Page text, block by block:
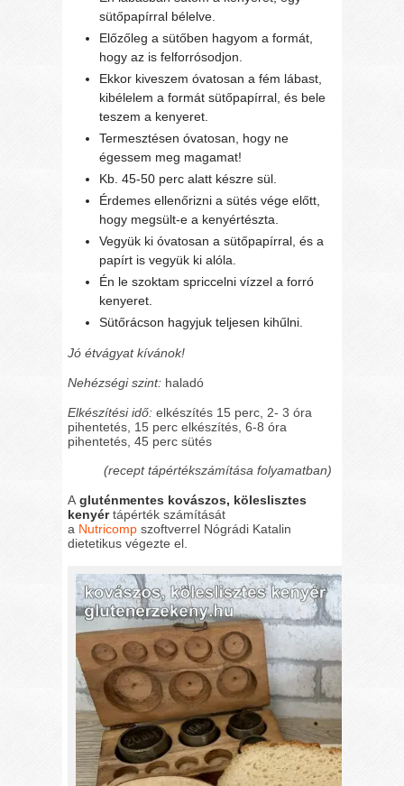
sütőpapírral bélelve.
Előzőleg a sütőben hagyom a formát,
hogy az is felforrósodjon.
Ekkor kiveszem óvatosan a fém lábast,
kibélelem a formát sütőpapírral, és bele
teszem a kenyeret.
Termesztésen óvatosan, hogy ne
égessem meg magamat!
Kb. 45-50 perc alatt készre sül.
Érdemes ellenőrizni a sütés vége előtt,
hogy megsült-e a kenyértészta.
Vegyük ki óvatosan a sütőpapírral, és a
papírt is vegyük ki alóla.
Én le szoktam spriccelni vízzel a forró
kenyeret.
Sütőrácson hagyjuk teljesen kihűlni.
Jó étvágyat kívánok!
Nehézségi szint: haladó
Elkészítési idő: elkészítés 15 perc, 2- 3 óra
pihentetés, 15 perc elkészítés, 6-8 óra
pihentetés, 45 perc sütés
(recept tápértékszámítása folyamatban)
A gluténmentes kovászos, köleslisztes
kenyértápérték számítását
a Nutricomp szoftverrel Nógrádi Katalin
dietetikus végezte el.